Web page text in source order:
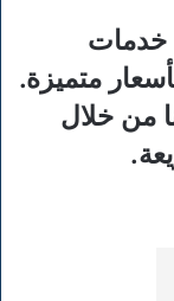
خدمات
متميزة.
من خلال